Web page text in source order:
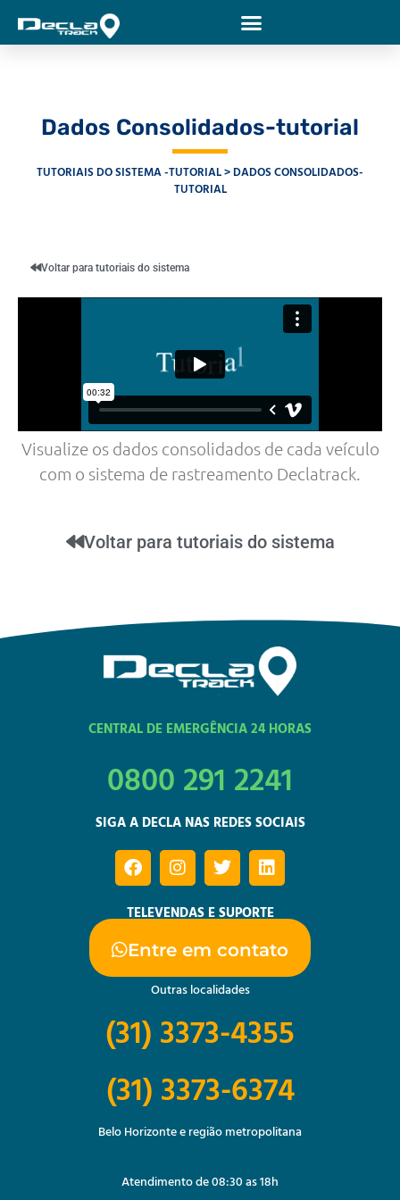
Dados Consolidados-tutorial
TUTORIAIS DO SISTEMA -TUTORIAL
DADOS CONSOLIDADOS-
TUTORIAL
Voltar para tutoriais do sistema
Visualize os dados consolidados de cada veículo
com o sistema de rastreamento Declatrack.
Voltar para tutoriais do sistema
CENTRAL DE EMERGÊNCIA 24 HORAS
0800 291 2241
SIGA A DECLA NAS REDES SOCIAIS
TELEVENDAS E SUPORTE
Entre em contato
Outras localidades
(31) 3373-4355
(31) 3373-6374
Belo Horizonte e região metropolitana
Atendimento de 08:30 as 18h